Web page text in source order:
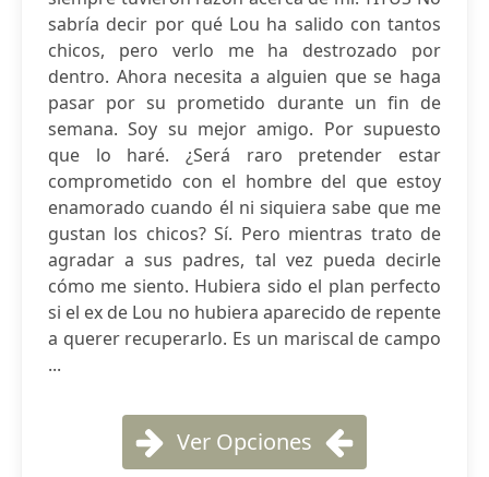
sabría decir por qué Lou ha salido con tantos
chicos, pero verlo me ha destrozado por
dentro. Ahora necesita a alguien que se haga
pasar por su prometido durante un fin de
semana. Soy su mejor amigo. Por supuesto
que lo haré. ¿Será raro pretender estar
comprometido con el hombre del que estoy
enamorado cuando él ni siquiera sabe que me
gustan los chicos? Sí. Pero mientras trato de
agradar a sus padres, tal vez pueda decirle
cómo me siento. Hubiera sido el plan perfecto
si el ex de Lou no hubiera aparecido de repente
a querer recuperarlo. Es un mariscal de campo
...
Ver Opciones